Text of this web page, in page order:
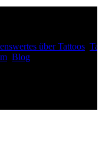
über Tattoos
Blog